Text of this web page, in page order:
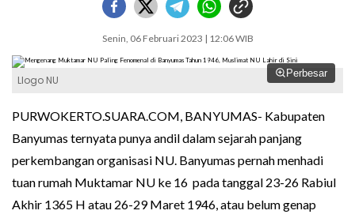
Senin, 06 Februari 2023 | 12:06 WIB
Perbesar
Llogo NU
PURWOKERTO.SUARA.COM, BANYUMAS- Kabupaten
Banyumas ternyata punya andil dalam sejarah panjang
perkembangan organisasi NU. Banyumas pernah menhadi
tuan rumah Muktamar NU ke 16 pada tanggal 23-26 Rabiul
Akhir 1365 H atau 26-29 Maret 1946, atau belum genap